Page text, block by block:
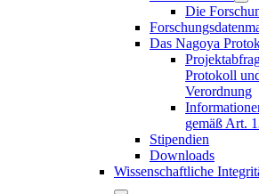
Die
Das Nagoya
Protokoll
Verordnung
gemäß Art.
Stipendien
Downloads
Wissenschaftliche